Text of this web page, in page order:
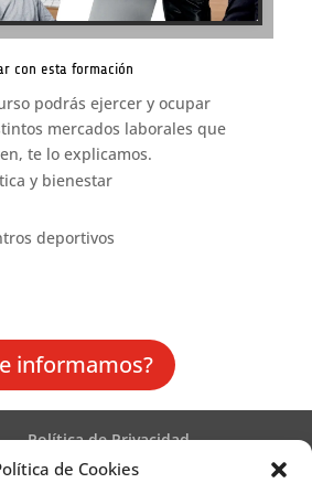
de Cookies
con esta formación
podrás ejercer y ocupar
mercados laborales que
te lo explicamos.
y bienestar
deportivos
informamos?
Política de Privacidad
– Contrato de matrícula